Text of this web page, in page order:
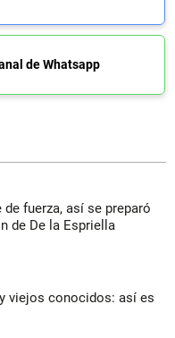
de Whatsapp
fuerza, así se preparó
de De la Espriella
viejos conocidos: así es